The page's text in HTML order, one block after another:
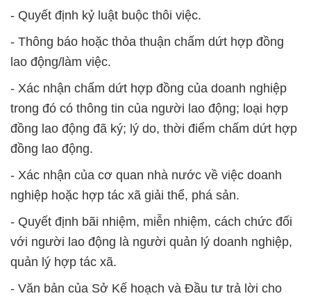
- Quyết định kỷ luật buộc thôi việc.
- Thông báo hoặc thỏa thuận chấm dứt hợp đồng
lao động/làm việc.
- Xác nhận chấm dứt hợp đồng của doanh nghiệp
trong đó có thông tin của người lao động; loại hợp
đồng lao động đã ký; lý do, thời điểm chấm dứt hợp
đồng lao động.
- Xác nhận của cơ quan nhà nước về việc doanh
nghiệp hoặc hợp tác xã giải thể, phá sản.
- Quyết định bãi nhiệm, miễn nhiệm, cách chức đối
với người lao động là người quản lý doanh nghiệp,
quản lý hợp tác xã.
- Văn bản của Sở Kế hoạch và Đầu tư trả lời cho